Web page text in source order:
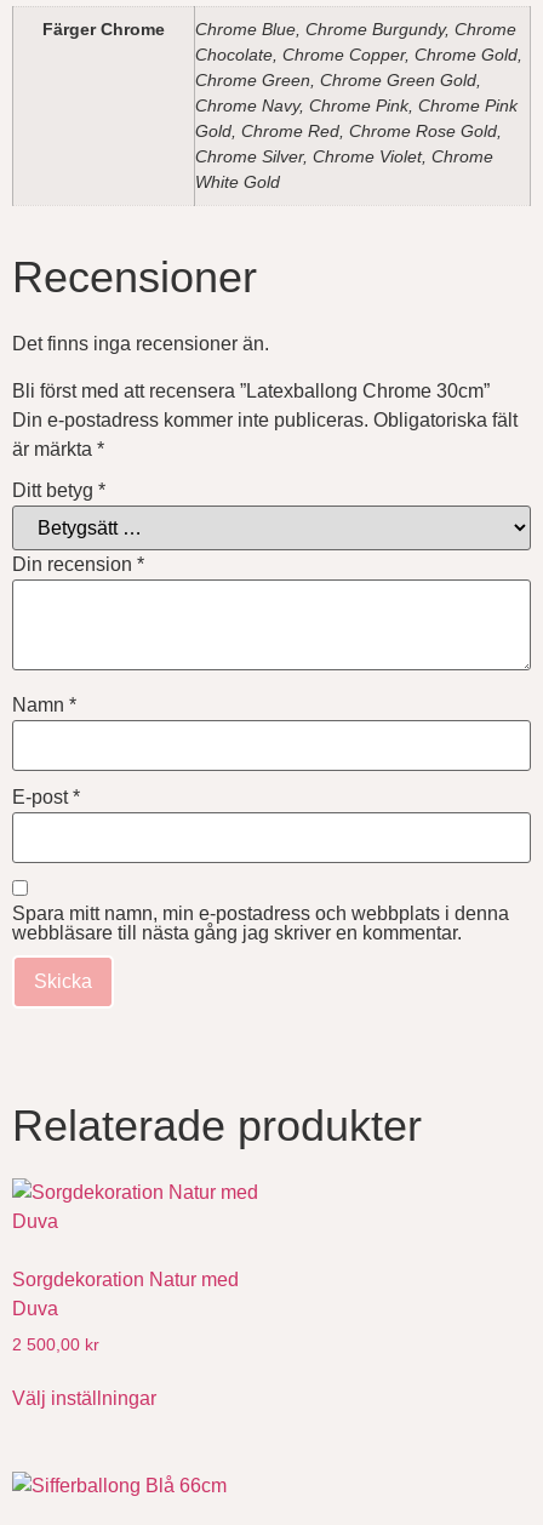
Färger Chrome
Chrome Blue, Chrome Burgundy, Chrome
Chocolate, Chrome Copper, Chrome Gold,
Chrome Green, Chrome Green Gold,
Chrome Navy, Chrome Pink, Chrome Pink
Gold, Chrome Red, Chrome Rose Gold,
Chrome Silver, Chrome Violet, Chrome
White Gold
Recensioner
Det finns inga recensioner än.
Bli först med att recensera ”Latexballong Chrome 30cm”
Din e-postadress kommer inte publiceras. Obligatoriska fält
är märkta *
Ditt betyg *
Din recension *
Namn *
E-post*
Spara mitt namn, min e-postadress och webbplats i denna
webbläsare till nästa gång jag skriver en kommentar.
Relaterade produkter
Sorgdekoration Natur med
Duva
2 500,00 kr
Välj inställningar